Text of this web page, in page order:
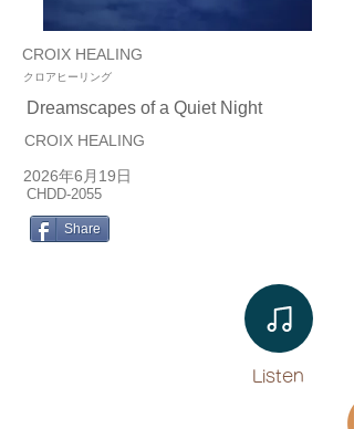
CROIX HEALING
クロアヒーリング
Dreamscapes of a Quiet Night
CROIX HEALING
2026年6月19日
CHDD-2055
Share
Listen​